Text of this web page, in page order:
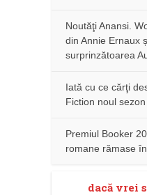
Noutăţi Anansi.
din Annie Ernaux
surprinzătoarea
Iată cu ce cărţi
Fiction noul
Premiul Booker
romane rămase
dacă vrei